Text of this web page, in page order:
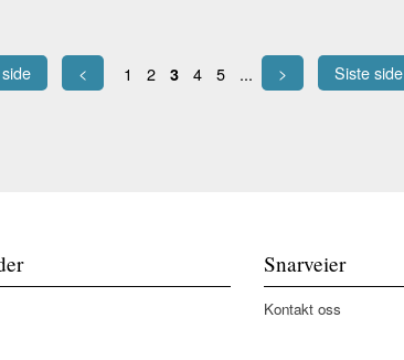
< 1 2 3 4 5 ... > Siste side
Snarveier
Kontakt oss